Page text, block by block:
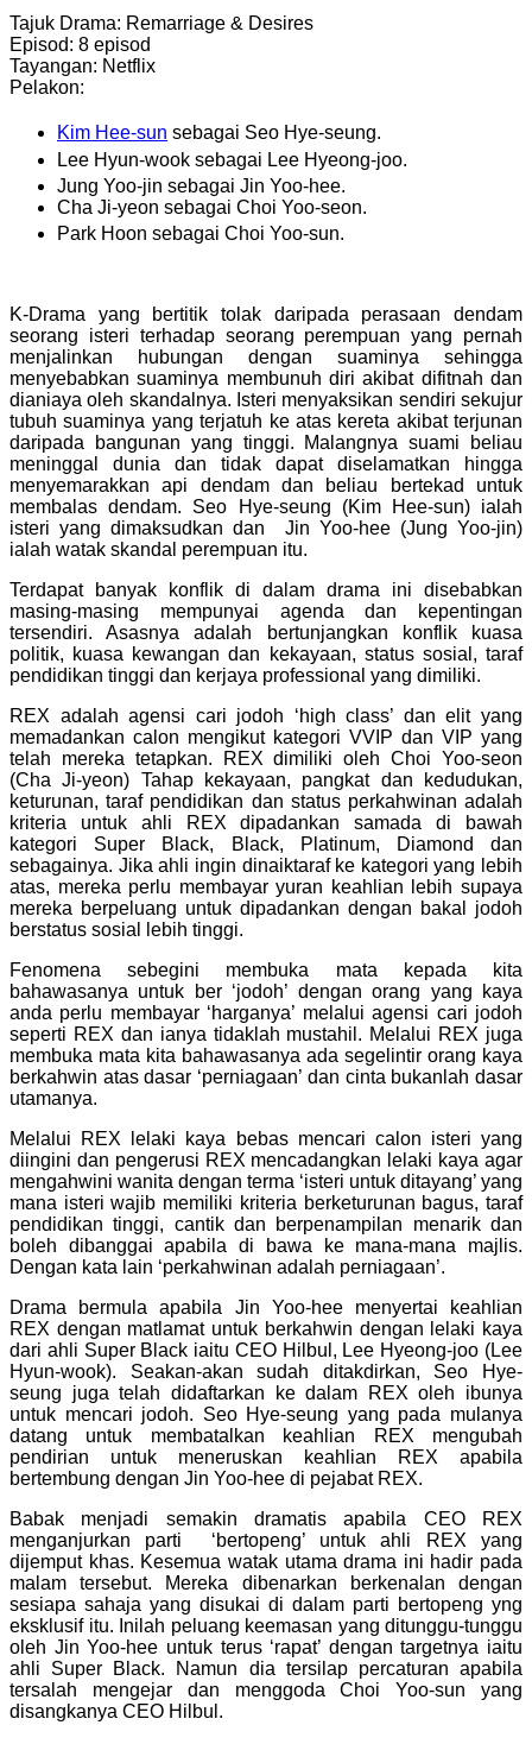
Share
Tajuk Drama: Remarriage & Desires
Episod: 8 episod
Tayangan: Netflix
Pelakon:
Kim Hee-sun sebagai Seo Hye-seung.
Lee Hyun-wook sebagai Lee Hyeong-joo.
Jung Yoo-jin sebagai Jin Yoo-hee.
Cha Ji-yeon sebagai Choi Yoo-seon.
Park Hoon sebagai Choi Yoo-sun.
K-Drama yang bertitik tolak daripada perasaan dendam
seorang isteri terhadap seorang perempuan yang pernah
menjalinkan hubungan dengan suaminya sehingga
menyebabkan suaminya membunuh diri akibat difitnah dan
dianiaya oleh skandalnya. Isteri menyaksikan sendiri sekujur
tubuh suaminya yang terjatuh ke atas kereta akibat terjunan
daripada bangunan yang tinggi. Malangnya suami beliau
meninggal dunia dan tidak dapat diselamatkan hingga
menyemarakkan api dendam dan beliau bertekad untuk
membalas dendam. Seo Hye-seung (Kim Hee-sun) ialah
isteri yang dimaksudkan dan Jin Yoo-hee (Jung Yoo-jin)
ialah watak skandal perempuan itu.
Terdapat banyak konflik di dalam drama ini disebabkan
masing-masing mempunyai agenda dan kepentingan
tersendiri. Asasnya adalah bertunjangkan konflik kuasa
politik, kuasa kewangan dan kekayaan, status sosial, taraf
pendidikan tinggi dan kerjaya professional yang dimiliki.
REX adalah agensi cari jodoh ‘high class’ dan elit yang
memadankan calon mengikut kategori VVIP dan VIP yang
telah mereka tetapkan. REX dimiliki olehChoi Yoo-seon
(Cha Ji-yeon) Tahap kekayaan, pangkat dan kedudukan,
keturunan, taraf pendidikan dan status perkahwinan adalah
kriteria untuk ahli REX dipadankan samada di bawah
kategori Super Black, Black, Platinum, Diamond dan
sebagainya. Jika ahli ingin dinaiktaraf ke kategori yang lebih
atas, mereka perlu membayar yuran keahlian lebih supaya
mereka berpeluang untuk dipadankan dengan bakal jodoh
berstatus sosial lebih tinggi.
Fenomena sebegini membuka mata kepada kita
bahawasanya untuk ber ‘jodoh’ dengan orang yang kaya
anda perlu membayar ‘harganya’ melalui agensi cari jodoh
seperti REX dan ianya tidaklah mustahil. Melalui REX juga
membuka mata kita bahawasanya ada segelintir orang kaya
berkahwin atas dasar ‘perniagaan’ dan cinta bukanlah dasar
utamanya.
Melalui REX lelaki kaya bebas mencari calon isteri yang
diingini dan pengerusi REX mencadangkan lelaki kaya agar
mengahwini wanita dengan terma ‘isteri untuk ditayang’ yang
mana isteri wajib memiliki kriteria berketurunan bagus, taraf
pendidikan tinggi, cantik dan berpenampilan menarik dan
boleh dibanggai apabila di bawa ke mana-mana majlis.
Dengan kata lain ‘perkahwinan adalah perniagaan’.
Drama bermula apabila Jin Yoo-hee menyertai keahlian
REX dengan matlamat untuk berkahwin dengan lelaki kaya
dari ahli Super Black iaitu CEO Hilbul, Lee Hyeong-joo (Lee
Hyun-wook). Seakan-akan sudah ditakdirkan, Seo Hye-
seung juga telah didaftarkan ke dalam REX oleh ibunya
untuk mencari jodoh. Seo Hye-seung yang pada mulanya
datang untuk membatalkan keahlian REX mengubah
pendirian untuk meneruskan keahlian REX apabila
bertembung dengan Jin Yoo-hee di pejabat REX.
Babak menjadi semakin dramatis apabila CEO REX
menganjurkan parti ‘bertopeng’ untuk ahli REX yang
dijemput khas. Kesemua watak utama drama ini hadir pada
malam tersebut. Mereka dibenarkan berkenalan dengan
sesiapa sahaja yang disukai di dalam parti bertopeng yng
eksklusif itu. Inilah peluang keemasan yang ditunggu-tunggu
oleh Jin Yoo-hee untuk terus ‘rapat’ dengan targetnya iaitu
ahli Super Black. Namun dia tersilap percaturan apabila
tersalah mengejar dan menggoda Choi Yoo-sun yang
disangkanya CEO Hilbul.